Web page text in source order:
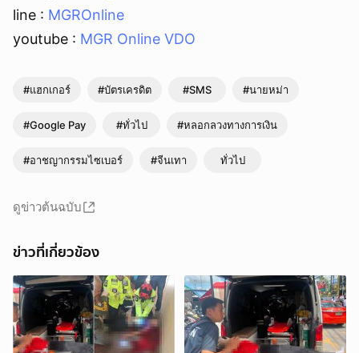
line : MGROnline
youtube : MGR Online VDO
#แฮกเกอร์ #บัตรเครดิต #SMS #นายหม่า
#Google Pay #ทั่วไป #หลอกลวงทางการเงิน
#อาชญากรรมไซเบอร์ #จีนเทา ทั่วไป
ดูข่าวต้นฉบับ
ข่าวที่เกี่ยวข้อง